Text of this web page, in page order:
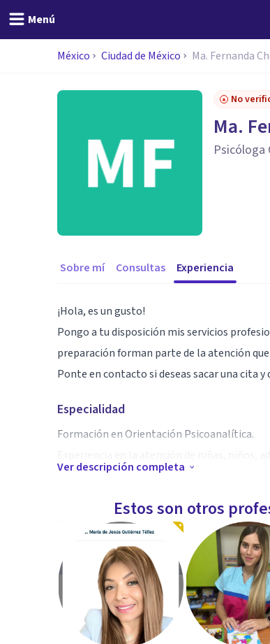
Menú
México Ciudad de México Ma. Fernanda
No
Ma.
Psicóloga
Sobre mí Consultas Experiencia
¡Hola, es un gusto!
Pongo a tu disposición mis servicios
preparación forman parte de la atención
Ponte en contacto si deseas sacar una cita
Especialidad
Formación en Orientación Psicoanalítica.
Terapia de pareja.
emocionales.
Ver descripción completa
Estos son otros